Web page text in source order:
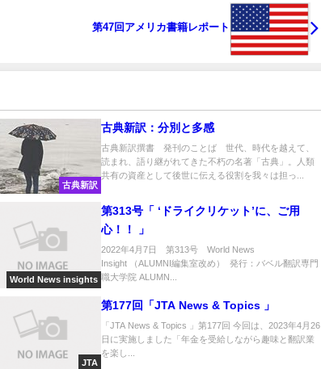
第47回アメリカ書籍レポート
古典新訳
古典新訳：分別と多感
古典新訳撰書 発刊のことば 世代、時代を越えて、
読まれ、語り継がれてきた不朽の名著「古典」。人類
共有の資産として後世に伝える役割を我々は担っ...
World News insights
第313号「 ‘ドライクリケット’に、ご用
心！！ 」
2022年4月7日 第313号 World News
Insight （ALUMNI編集室改め） 発行：バベル翻訳専門
職大学院 ALUMN...
JTA
第177回「JTA News & Topics 」
「JTA News & Topics 」第177回 今回は、2023年4月26
日に実施しました「年金を受給しながら趣味と翻訳業
を楽し...